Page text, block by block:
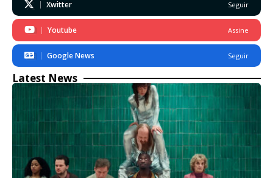
Xwitter Seguir
Youtube Assine
Google News Seguir
Latest News